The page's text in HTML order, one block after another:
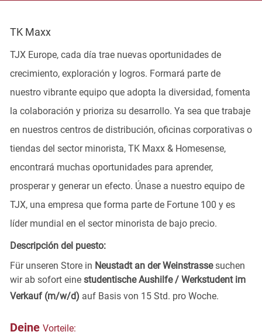
TK Maxx
TJX Europe, cada día trae nuevas oportunidades de
crecimiento, exploración y logros. Formará parte de
nuestro vibrante equipo que adopta la diversidad, fomenta
la colaboración y prioriza su desarrollo. Ya sea que trabaje
en nuestros centros de distribución, oficinas corporativas o
tiendas del sector minorista, TK Maxx & Homesense,
encontrará muchas oportunidades para aprender,
prosperar y generar un efecto. Únase a nuestro equipo de
TJX, una empresa que forma parte de Fortune 100 y es
líder mundial en el sector minorista de bajo precio.
Descripción del puesto:
Für unseren Store in Neustadt an der Weinstrassesuchen
wir ab sofort eine studentische Aushilfe / Werkstudent im
Verkauf (m/w/d) auf Basis von 15 Std. pro Woche.
Deine Vorteile: